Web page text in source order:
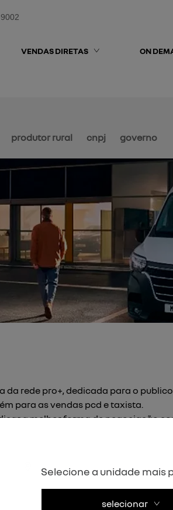
VENDAS DIRETAS ON
produtor rural cnpj governo
rede pro+, dedicada para o
para as vendas pcd e taxista.
a melhor forma de negociação
abaixo que entraremos
Selecione a unidade mais
selecionar